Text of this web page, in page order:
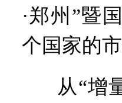
·郑州”暨
个国家的
从“增